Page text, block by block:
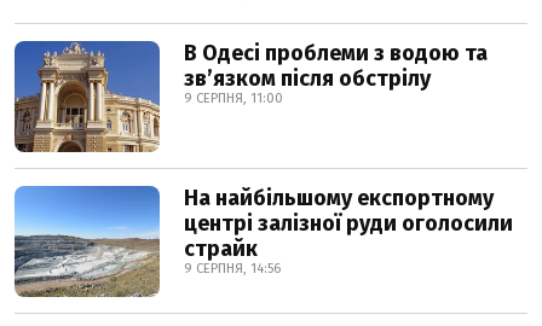
В Одесі проблеми з водою та
звʼязком після обстрілу
9 СЕРПНЯ, 11:00
На найбільшому експортному
центрі залізної руди оголосили
страйк
9 СЕРПНЯ, 14:56